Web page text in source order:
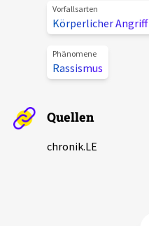
Pressemitteilungen
Podcasts
Projektbeschreibung
Kontakt
Unterstützer_innen
chronik.LE in der Presse
Vorfallsarten
Körperlicher Angriff
Phänomene
Rassismus
Quellen
chronik.LE